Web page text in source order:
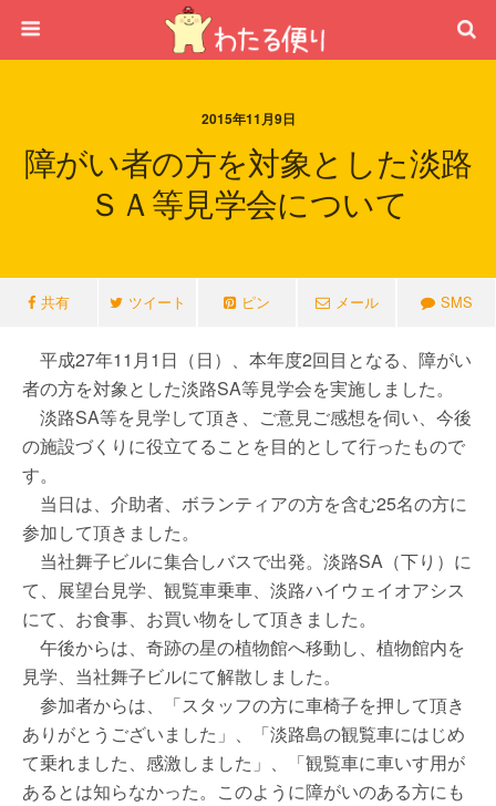
2015年11月9日
障がい者の方を対象とした淡路
ＳＡ等見学会について
共有 ツイート ピン メール SMS
平成27年11月1日（日）、本年度2回目となる、障がい
者の方を対象とした淡路SA等見学会を実施しました。
淡路SA等を見学して頂き、ご意見ご感想を伺い、今後
の施設づくりに役立てることを目的として行ったもので
す。
当日は、介助者、ボランティアの方を含む25名の方に
参加して頂きました。
当社舞子ビルに集合しバスで出発。淡路SA（下り）に
て、展望台見学、観覧車乗車、淡路ハイウェイオアシス
にて、お食事、お買い物をして頂きました。
午後からは、奇跡の星の植物館へ移動し、植物館内を
見学、当社舞子ビルにて解散しました。
参加者からは、「スタッフの方に車椅子を押して頂き
ありがとうございました」、「淡路島の観覧車にはじめ
て乗れました、感激しました」、「観覧車に車いす用が
あるとは知らなかった。このように障がいのある方にも